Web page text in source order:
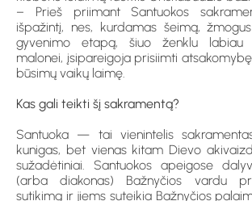
– Prieš priimant Santuokos
išpažintį, nes, kurdamas šeimą,
gyvenimo etapą, šiuo ženklu labiau
malonei, įsipareigoja prisiimti
būsimų vaikų laimę.
Kas gali teikti šį sakramentą?
Santuoka — tai vienintelis
kunigas, bet vienas kitam Dievo
sužadėtiniai. Santuokos apeigose
(arba diakonas) Bažnyčios vardu
sutikimą ir jiems suteikia Bažnyčios